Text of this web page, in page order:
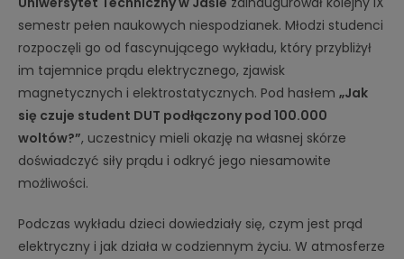
semestr pełen naukowych niespodzianek. Młodzi studenci
rozpoczęli go od fascynującego wykładu, który przybliżył
im tajemnice prądu elektrycznego, zjawisk
magnetycznych i elektrostatycznych. Pod hasłem „Jak
się czuje student DUT podłączony pod 100.000
woltów?”, uczestnicy mieli okazję na własnej skórze
doświadczyć siły prądu i odkryć jego niesamowite
możliwości.
Podczas wykładu dzieci dowiedziały się, czym jest prąd
elektryczny i jak działa w codziennym życiu. W atmosferze